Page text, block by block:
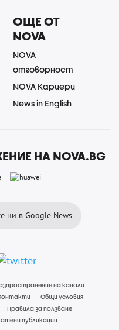
ОЩЕ ОТ
NOVA
NOVA
отговорност
NOVA Кариери
News in English
НА NOVA.BG
ни в Google News
на канали
Общи условия
Правила за ползване
публикации